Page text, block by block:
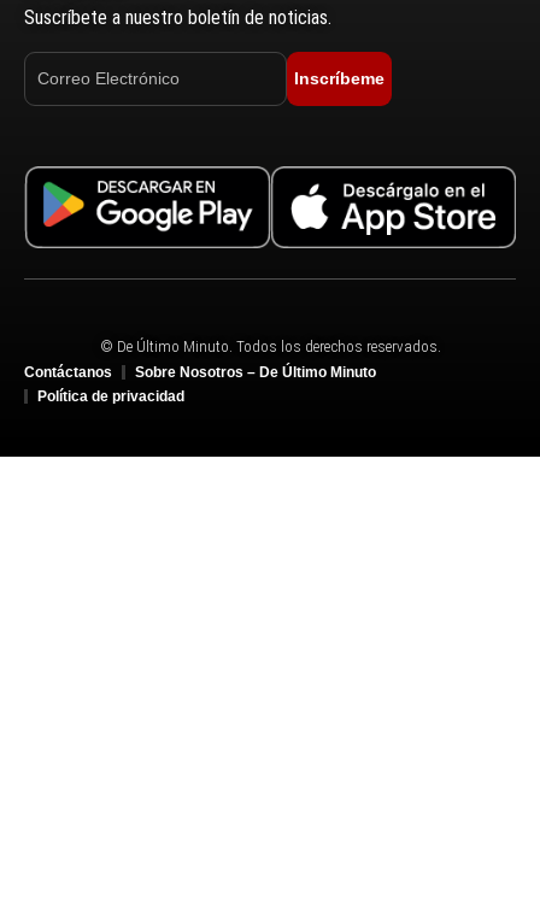
Suscríbete a nuestro boletín de noticias.
Inscríbeme
© De Último Minuto. Todos los derechos reservados.
Contáctanos
Sobre Nosotros – De Último Minuto
Política de privacidad